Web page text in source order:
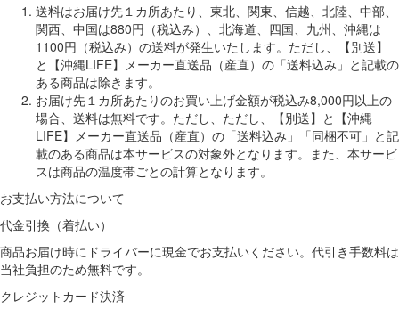
送料はお届け先１カ所あたり、東北、関東、信越、北陸、中部、
関西、中国は880円（税込み）、北海道、四国、九州、沖縄は
1100円（税込み）の送料が発生いたします。ただし、【別送】
と【沖縄LIFE】メーカー直送品（産直）の「送料込み」と記載の
ある商品は除きます。
お届け先１カ所あたりのお買い上げ金額が税込み8,000円以上の
場合、送料は無料です。ただし、ただし、【別送】と【沖縄
LIFE】メーカー直送品（産直）の「送料込み」「同梱不可」と記
載のある商品は本サービスの対象外となります。また、本サービ
スは商品の温度帯ごとの計算となります。
お支払い方法について
代金引換（着払い）
商品お届け時にドライバーに現金でお支払いください。代引き手数料は
当社負担のため無料です。
クレジットカード決済